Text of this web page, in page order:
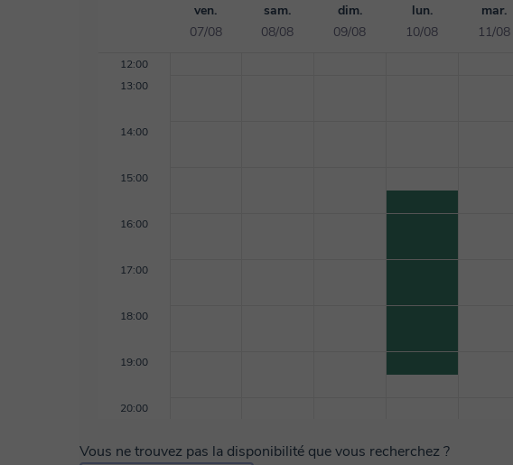
ven.
07/08
sam.
08/08
dim.
09/08
lun.
10/08
mar.
11/08
12:00
13:00
14:00
15:00
16:00
17:00
18:00
19:00
20:00
Vous ne trouvez pas la disponibilité que vous recherchez ?